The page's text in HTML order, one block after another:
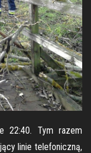
22:40. Tym razem
linie telefoniczną,